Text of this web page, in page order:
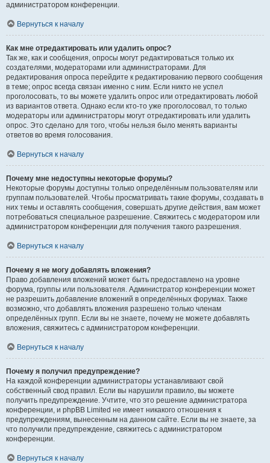
администратором конференции.
Вернуться к началу
Как мне отредактировать или удалить опрос?
Так же, как и сообщения, опросы могут редактироваться только их
создателями, модераторами или администраторами. Для
редактирования опроса перейдите к редактированию первого сообщения
в теме; опрос всегда связан именно с ним. Если никто не успел
проголосовать, то вы можете удалить опрос или отредактировать любой
из вариантов ответа. Однако если кто-то уже проголосовал, то только
модераторы или администраторы могут отредактировать или удалить
опрос. Это сделано для того, чтобы нельзя было менять варианты
ответов во время голосования.
Вернуться к началу
Почему мне недоступны некоторые форумы?
Некоторые форумы доступны только определённым пользователям или
группам пользователей. Чтобы просматривать такие форумы, создавать в
них темы и оставлять сообщения, совершать другие действия, вам может
потребоваться специальное разрешение. Свяжитесь с модератором или
администратором конференции для получения такого разрешения.
Вернуться к началу
Почему я не могу добавлять вложения?
Право добавления вложений может быть предоставлено на уровне
форума, группы или пользователя. Администратор конференции может
не разрешить добавление вложений в определённых форумах. Также
возможно, что добавлять вложения разрешено только членам
определённых групп. Если вы не знаете, почему не можете добавлять
вложения, свяжитесь с администратором конференции.
Вернуться к началу
Почему я получил предупреждение?
На каждой конференции администраторы устанавливают свой
собственный свод правил. Если вы нарушили правило, вы можете
получить предупреждение. Учтите, что это решение администратора
конференции, и phpBB Limited не имеет никакого отношения к
предупреждениям, вынесенным на данном сайте. Если вы не знаете, за
что получили предупреждение, свяжитесь с администратором
конференции.
Вернуться к началу